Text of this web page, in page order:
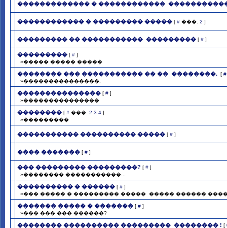
������������� � ������������
������������ � ��������� ����� [ # ���. 2 ]
��������� �� ����������� ­ ��������� [ # ]
��������� [ # ]
»����� ����� �����
�������� ��� ����������� �� �� ­ ��������. [ #
»���������������.
��������������� [ # ]
»���������������
�������� [ # ���. 2 3 4 ]
»���������
����������� ���������� ����� [ # ]
���� ������� [ # ]
��� ��������� ���������? [ # ]
»�������� �����������...
���������� � ������ [ # ]
»��� ����� � ��������� ����� ­ ����� ������
������� ����� � ������� [ # ]
»��� ��� ��� ������?
�������� ���������� ��������� ­ �������� ! [